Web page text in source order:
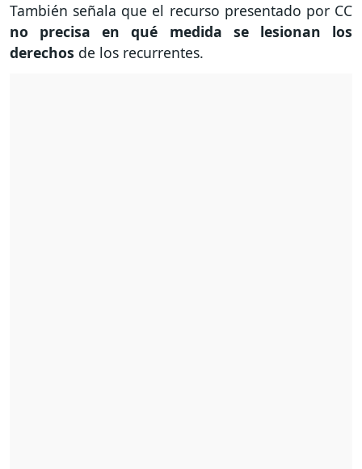
También señala que el recurso presentado por CC
no precisa en qué medida se lesionan los
derechos de los recurrentes.